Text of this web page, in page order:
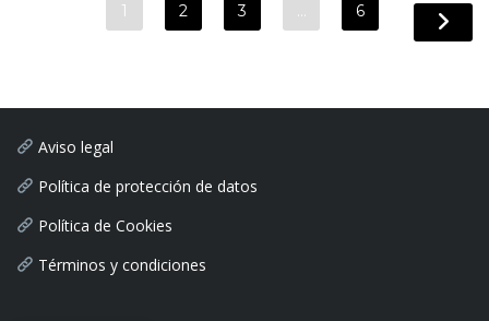
1 2 3 … 6
Aviso legal
Política de protección de datos
Política de Cookies
Términos y condiciones